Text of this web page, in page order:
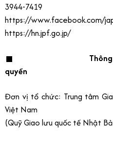
3944-7419
https://www.facebook.com/
https://hn.jpf.go.jp/
■
quyền
Đơn vị tổ chức: Trung tâm
Việt Nam
(Quỹ Giao lưu quốc tế Nhật